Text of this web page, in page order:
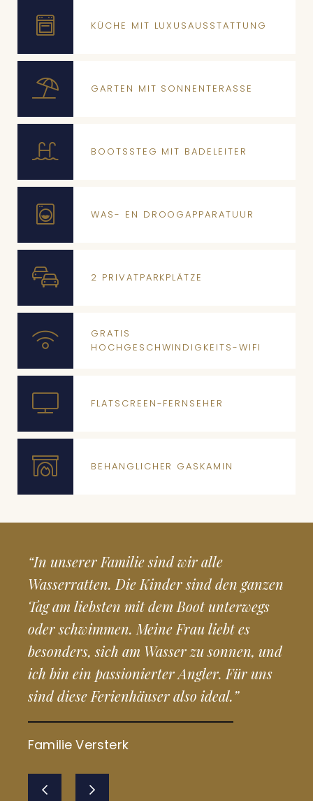
KÜCHE MIT LUXUSAUSSTATTUNG
GARTEN MIT SONNENTERASSE
BOOTSSTEG MIT BADELEITER
WAS- EN DROOGAPPARATUUR
2 PRIVATPARKPLÄTZE
GRATIS
HOCHGESCHWINDIGKEITS-WIFI
FLATSCREEN-FERNSEHER
BEHANGLICHER GASKAMIN
“In unserer Familie sind wir alle
Wasserratten. Die Kinder sind den ganzen
Tag am liebsten mit dem Boot unterwegs
oder schwimmen. Meine Frau liebt es
besonders, sich am Wasser zu sonnen, und
ich bin ein passionierter Angler. Für uns
sind diese Ferienhäuser also ideal.”
Familie Versterk